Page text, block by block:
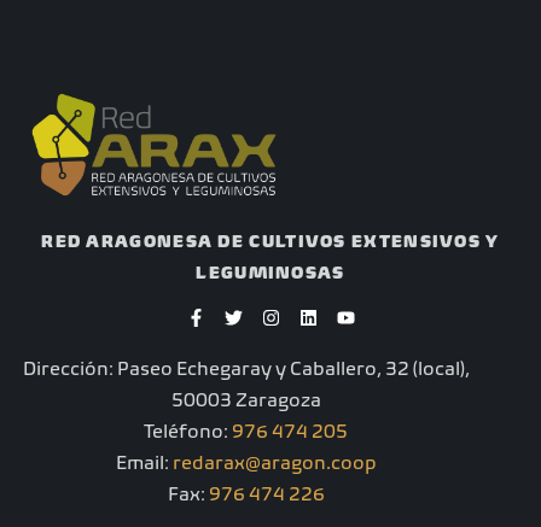
RED ARAGONESA DE CULTIVOS EXTENSIVOS Y
LEGUMINOSAS
a
b
o
o
k
-
f
w
t
e
r
n
a
r
a
m
i
e
i
n
o
u
Dirección: Paseo Echegaray y Caballero, 32 (local),
50003 Zaragoza
Teléfono: 976 474 205
Email: redarax@aragon.coop
Fax: 976 474 226